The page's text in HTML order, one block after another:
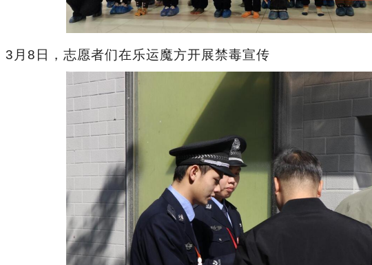
3月8日，志愿者们在乐运魔方开展禁毒宣传